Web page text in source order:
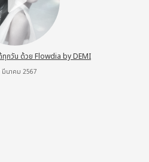
ทุกวัน ด้วย Flowdia by DEMI
มีนาคม 2567